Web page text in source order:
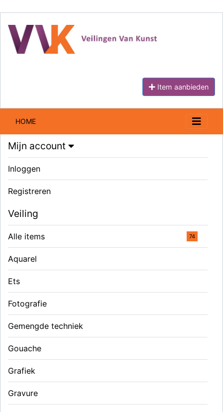
Item aanbieden
HOME
Mijn account
Inloggen
Registreren
Veiling
Alle items 74
Aquarel
Ets
Fotografie
Gemengde techniek
Gouache
Grafiek
Gravure